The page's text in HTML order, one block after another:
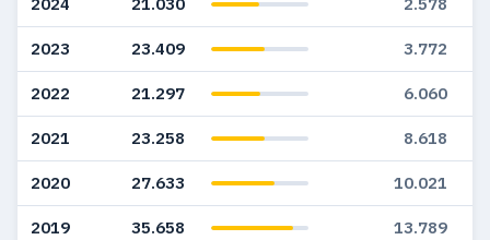
2024 21.030 2.578
2023 23.409 3.772
2022 21.297 6.060
2021 23.258 8.618
2020 27.633 10.021
2019 35.658 13.789